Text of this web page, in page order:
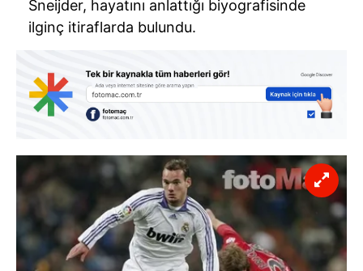
Sneijder, hayatını anlattığı biyografisinde
ilginç itiraflarda bulundu.